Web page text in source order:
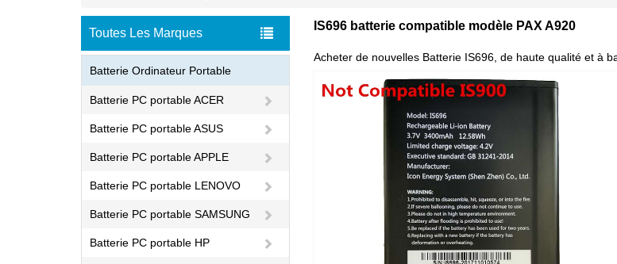
Toutes Les Marques
Batterie Ordinateur Portable
Batterie PC portable ACER
Batterie PC portable ASUS
Batterie PC portable APPLE
Batterie PC portable LENOVO
Batterie PC portable SAMSUNG
Batterie PC portable HP
IS696 batterie compatible modèle PAX A920
Acheter de nouvelles Batterie IS696, de haute qualité et à